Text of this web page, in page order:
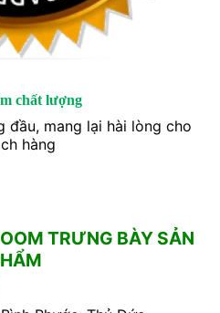
chất lượng
đầu, mang lại hài lòng cho
hàng
TRƯNG BÀY SẢN